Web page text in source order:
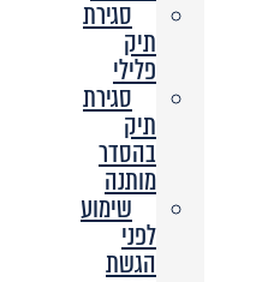
סגירת
תיק
פלילי
סגירת
תיק
בהסדר
מותנה
שימוע
לפני
הגשת